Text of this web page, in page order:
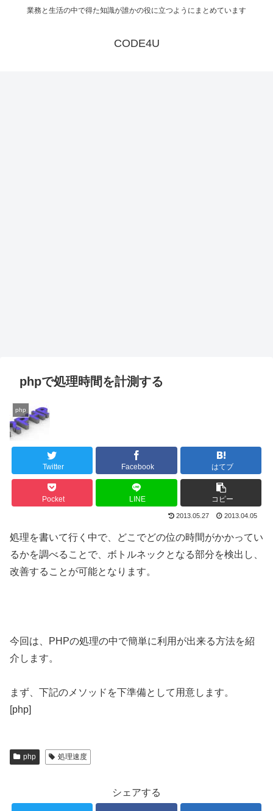
業務と生活の中で得た知識が誰かの役に立つようにまとめています
CODE4U
phpで処理時間を計測する
php
Twitter Facebook はてブ
Pocket LINE コピー
2013.05.27 2013.04.05
処理を書いて行く中で、どこでどの位の時間がかかってい
るかを調べることで、ボトルネックとなる部分を検出し、
改善することが可能となります。
今回は、PHPの処理の中で簡単に利用が出来る方法を紹
介します。
まず、下記のメソッドを下準備として用意します。
[php]
php 処理速度
シェアする